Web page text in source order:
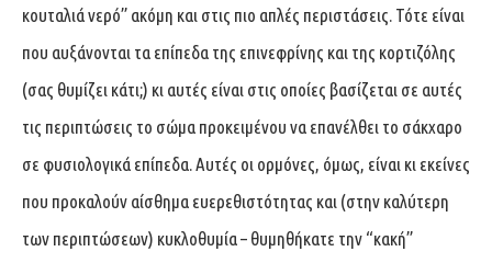
κουταλιά νερό” ακόμη και στις πιο απλές περιστάσεις. Τότε είναι
που αυξάνονται τα επίπεδα της επινεφρίνης και της κορτιζόλης
(σας θυμίζει κάτι;) κι αυτές είναι στις οποίες βασίζεται σε αυτές
τις περιπτώσεις το σώμα προκειμένου να επανέλθει το σάκχαρο
σε φυσιολογικά επίπεδα. Αυτές οι ορμόνες, όμως, είναι κι εκείνες
που προκαλούν αίσθημα ευερεθιστότητας και (στην καλύτερη
των περιπτώσεων) κυκλοθυμία – θυμηθήκατε την “κακή”